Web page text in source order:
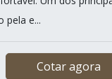
pela e...
Cotar agora